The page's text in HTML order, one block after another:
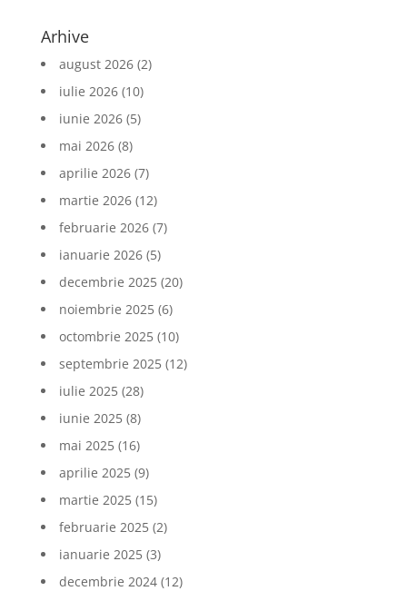
Arhive
august 2026(2)
iulie 2026(10)
iunie 2026(5)
mai 2026(8)
aprilie 2026(7)
martie 2026(12)
februarie 2026(7)
ianuarie 2026(5)
decembrie 2025(20)
noiembrie 2025(6)
octombrie 2025(10)
septembrie 2025(12)
iulie 2025(28)
iunie 2025(8)
mai 2025(16)
aprilie 2025(9)
martie 2025(15)
februarie 2025(2)
ianuarie 2025(3)
decembrie 2024(12)